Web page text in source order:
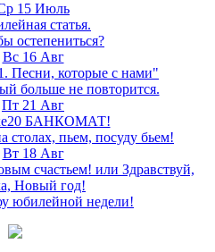
15 Июль
статья.
остепениться?
Вс 16 Авг
Песни, которые с нами"
больше не повторится.
Пт 21 Авг
БАНКОМАТ!
столах, пьем, посуду бьем!
Вт 18 Авг
счастьем! или Здравствуй,
Новый год!
юбилейной недели!